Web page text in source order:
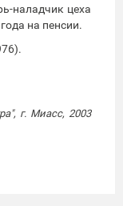
наладчик цеха
на пенсии.
г. Миасс, 2003